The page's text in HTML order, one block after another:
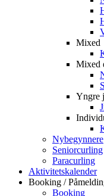
Mixed
Mixed
Yngre
Nybegynnere
Seniorcurling
Paracurling
Aktivitetskalender
Booking /
Booking